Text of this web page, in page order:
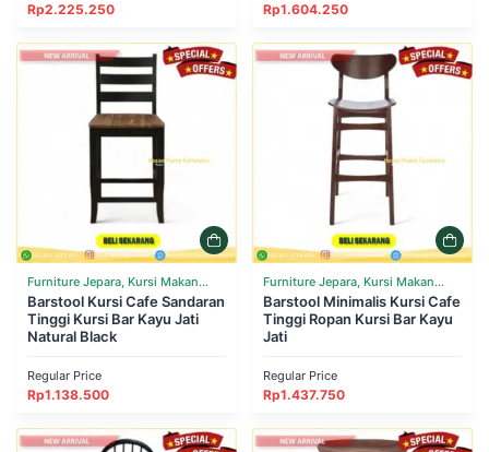
Rp2.225.250 Rp1.604.250
Furniture Jepara, Kursi Makan
Cafe Resto
Barstool Kursi Cafe Sandaran
Tinggi Kursi Bar Kayu Jati
Natural Black
Regular Price
Rp1.138.500
Furniture Jepara, Kursi Makan
Cafe Resto
Barstool Minimalis Kursi Cafe
Tinggi Ropan Kursi Bar Kayu
Jati
Regular Price
Rp1.437.750